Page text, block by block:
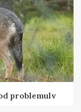
problemulv